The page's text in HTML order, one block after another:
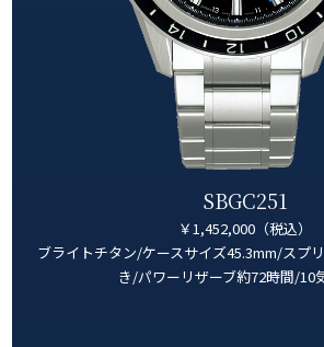
SBGC251
￥1,452,000（税込）
ブライトチタン/ケースサイズ45.3mm/スプ
き/パワーリザーブ約72時間/10